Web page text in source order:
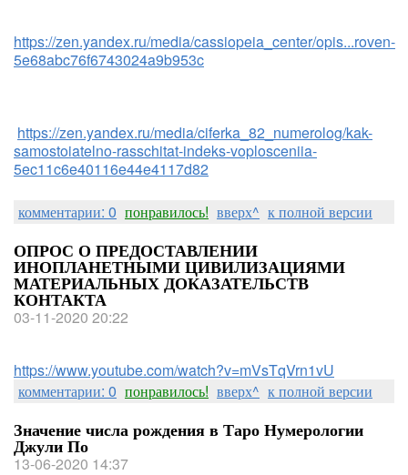
https://zen.yandex.ru/media/cassiopeia_center/opis...roven-
5e68abc76f6743024a9b953c
https://zen.yandex.ru/media/ciferka_82_numerolog/kak-
samostoiatelno-rasschitat-indeks-voplosceniia-
5ec11c6e40116e44e4117d82
комментарии: 0 понравилось! вверх^ к полной версии
ОПРОС О ПРЕДОСТАВЛЕНИИ
ИНОПЛАНЕТНЫМИ ЦИВИЛИЗАЦИЯМИ
МАТЕРИАЛЬНЫХ ДОКАЗАТЕЛЬСТВ
КОНТАКТА
03-11-2020 20:22
https://www.youtube.com/watch?v=mVsTqVrn1vU
комментарии: 0 понравилось! вверх^ к полной версии
Значение числа рождения в Таро Нумерологии
Джули По
13-06-2020 14:37